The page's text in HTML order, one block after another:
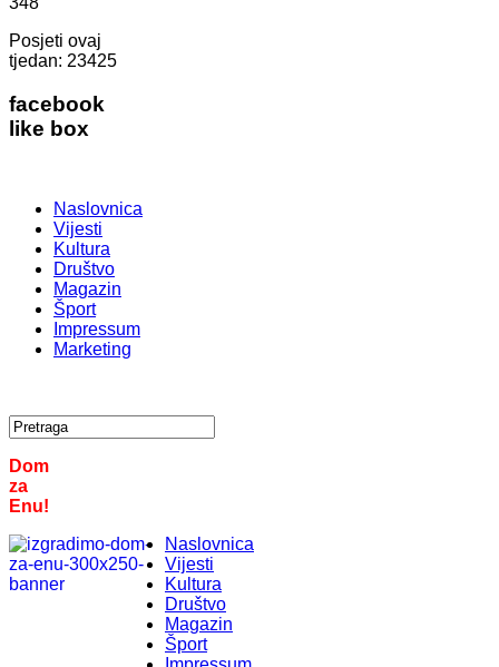
Posjeti ovaj
tjedan: 23425
facebook
like box
Naslovnica
Vijesti
Kultura
Društvo
Magazin
Šport
Impressum
Marketing
Dom
za
Enu!
Naslovnica
Vijesti
Kultura
Društvo
Magazin
Šport